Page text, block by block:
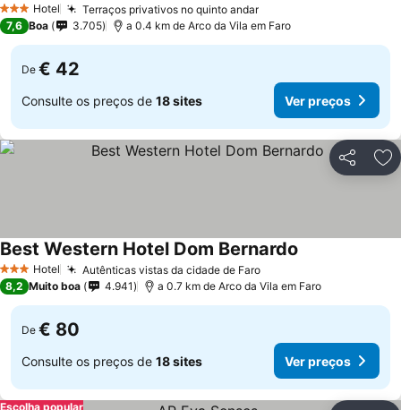
3 EstrelasHotel Terraços privativos no quinto andar
7,6 Boa 3.705 a 0.4 km de Arco da Vila em Faro
De € 42
Consulte os preços de 18 sites Ver preços
Partilhar
3 EstrelasHotel Autênticas vistas da cidade de Faro
Best Western Hotel Dom Bernardo
8,2 Muito boa 4.941 a 0.7 km de Arco da Vila em Faro
De € 80
Consulte os preços de 18 sites Ver preços
Escolha popular